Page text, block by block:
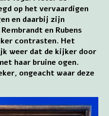
op het vervaardigen
en daarbij zijn
en Rubens
contrasten. Het
weer dat de kijker door
haar bruine ogen.
ongeacht waar deze